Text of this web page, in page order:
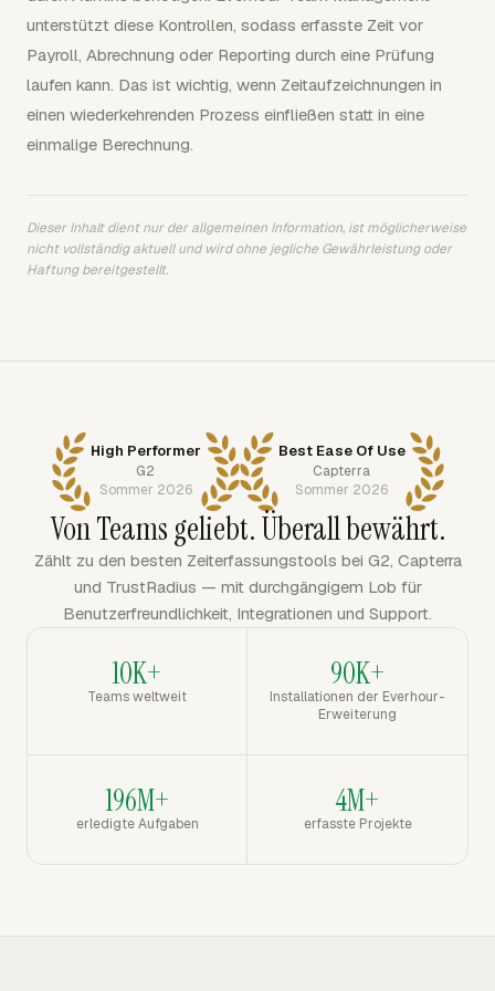
unterstützt diese Kontrollen, sodass erfasste Zeit vor
Payroll, Abrechnung oder Reporting durch eine Prüfung
laufen kann. Das ist wichtig, wenn Zeitaufzeichnungen in
einen wiederkehrenden Prozess einfließen statt in eine
einmalige Berechnung.
Dieser Inhalt dient nur der allgemeinen Information, ist möglicherweise
nicht vollständig aktuell und wird ohne jegliche Gewährleistung oder
Haftung bereitgestellt.
High Performer
G2
Sommer 2026
Best Ease Of Use
Capterra
Sommer 2026
Von Teams geliebt. Überall bewährt.
Zählt zu den besten Zeiterfassungstools bei G2, Capterra
und TrustRadius — mit durchgängigem Lob für
Benutzerfreundlichkeit, Integrationen und Support.
10K+
Teams weltweit
90K+
Installationen der Everhour-
Erweiterung
196M+
erledigte Aufgaben
4M+
erfasste Projekte